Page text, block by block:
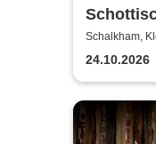
Mac
Schalkham,
24.10.2026